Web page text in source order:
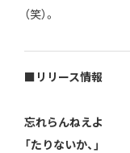
（笑）。
■リリース情報
忘れらんねえよ
「たりないか、」